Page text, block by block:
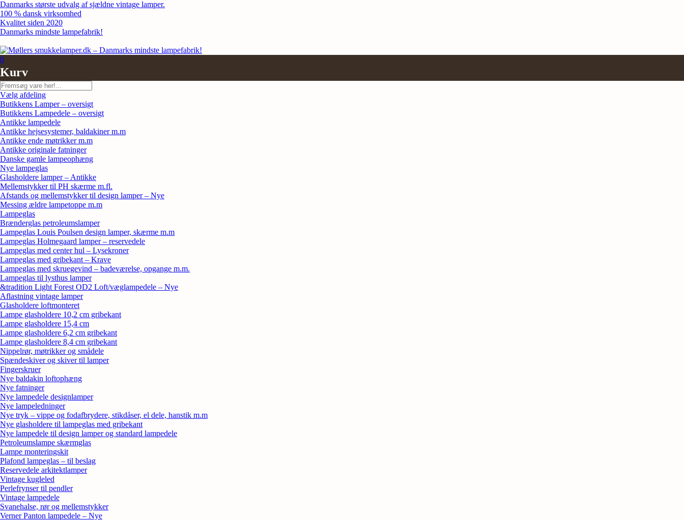
Skip
to
content
Danmarks største udvalg af sjældne vintage lamper.
100 % dansk virksomhed
Kvalitet siden 2020
Danmarks mindste lampefabrik!
0
Kurv
Søg
Vælg afdeling
Butikkens Lamper – oversigt
Butikkens Lampedele – oversigt
Antikke lampedele
Antikke hejsesystemer, baldakiner m.m
Antikke ende møtrikker m.m
Antikke originale fatninger
Danske gamle lampeophæng
Nye lampeglas
Glasholdere lamper – Antikke
Mellemstykker til PH skærme m.fl.
Afstands og mellemstykker til design lamper – Nye
Messing ældre lampetoppe m.m
Lampeglas
Brænderglas petroleumslamper
Lampeglas Louis Poulsen design lamper, skærme m.m
Lampeglas Holmegaard lamper – reservedele
Lampeglas med center hul – Lysekroner
Lampeglas med gribekant – Krave
Lampeglas med skruegevind – badeværelse, opgange m.m.
Lampeglas til lysthus lamper
&tradition Light Forest OD2 Loft/væglampedele – Nye
Aflastning vintage lamper
Glasholdere loftmonteret
Lampe glasholdere 10,2 cm gribekant
Lampe glasholdere 15,4 cm
Lampe glasholdere 6,2 cm gribekant
Lampe glasholdere 8,4 cm gribekant
Nippelrør, møtrikker og smådele
Spændeskiver og skiver til lamper
Fingerskruer
Nye baldakin loftophæng
Nye fatninger
Nye lampedele designlamper
Nye lampeledninger
Nye tryk – vippe og fodafbrydere, stikdåser, el dele, hanstik m.m
Nye glasholdere til lampeglas med gribekant
Nye lampedele til design lamper og standard lampedele
Petroleumslampe skærmglas
Lampe monteringskit
Plafond lampeglas – til beslag
Reservedele arkitektlamper
Vintage kugleled
Perlefrynser til pendler
Vintage lampedele
Svanehalse, rør og mellemstykker
Verner Panton lampedele – Nye